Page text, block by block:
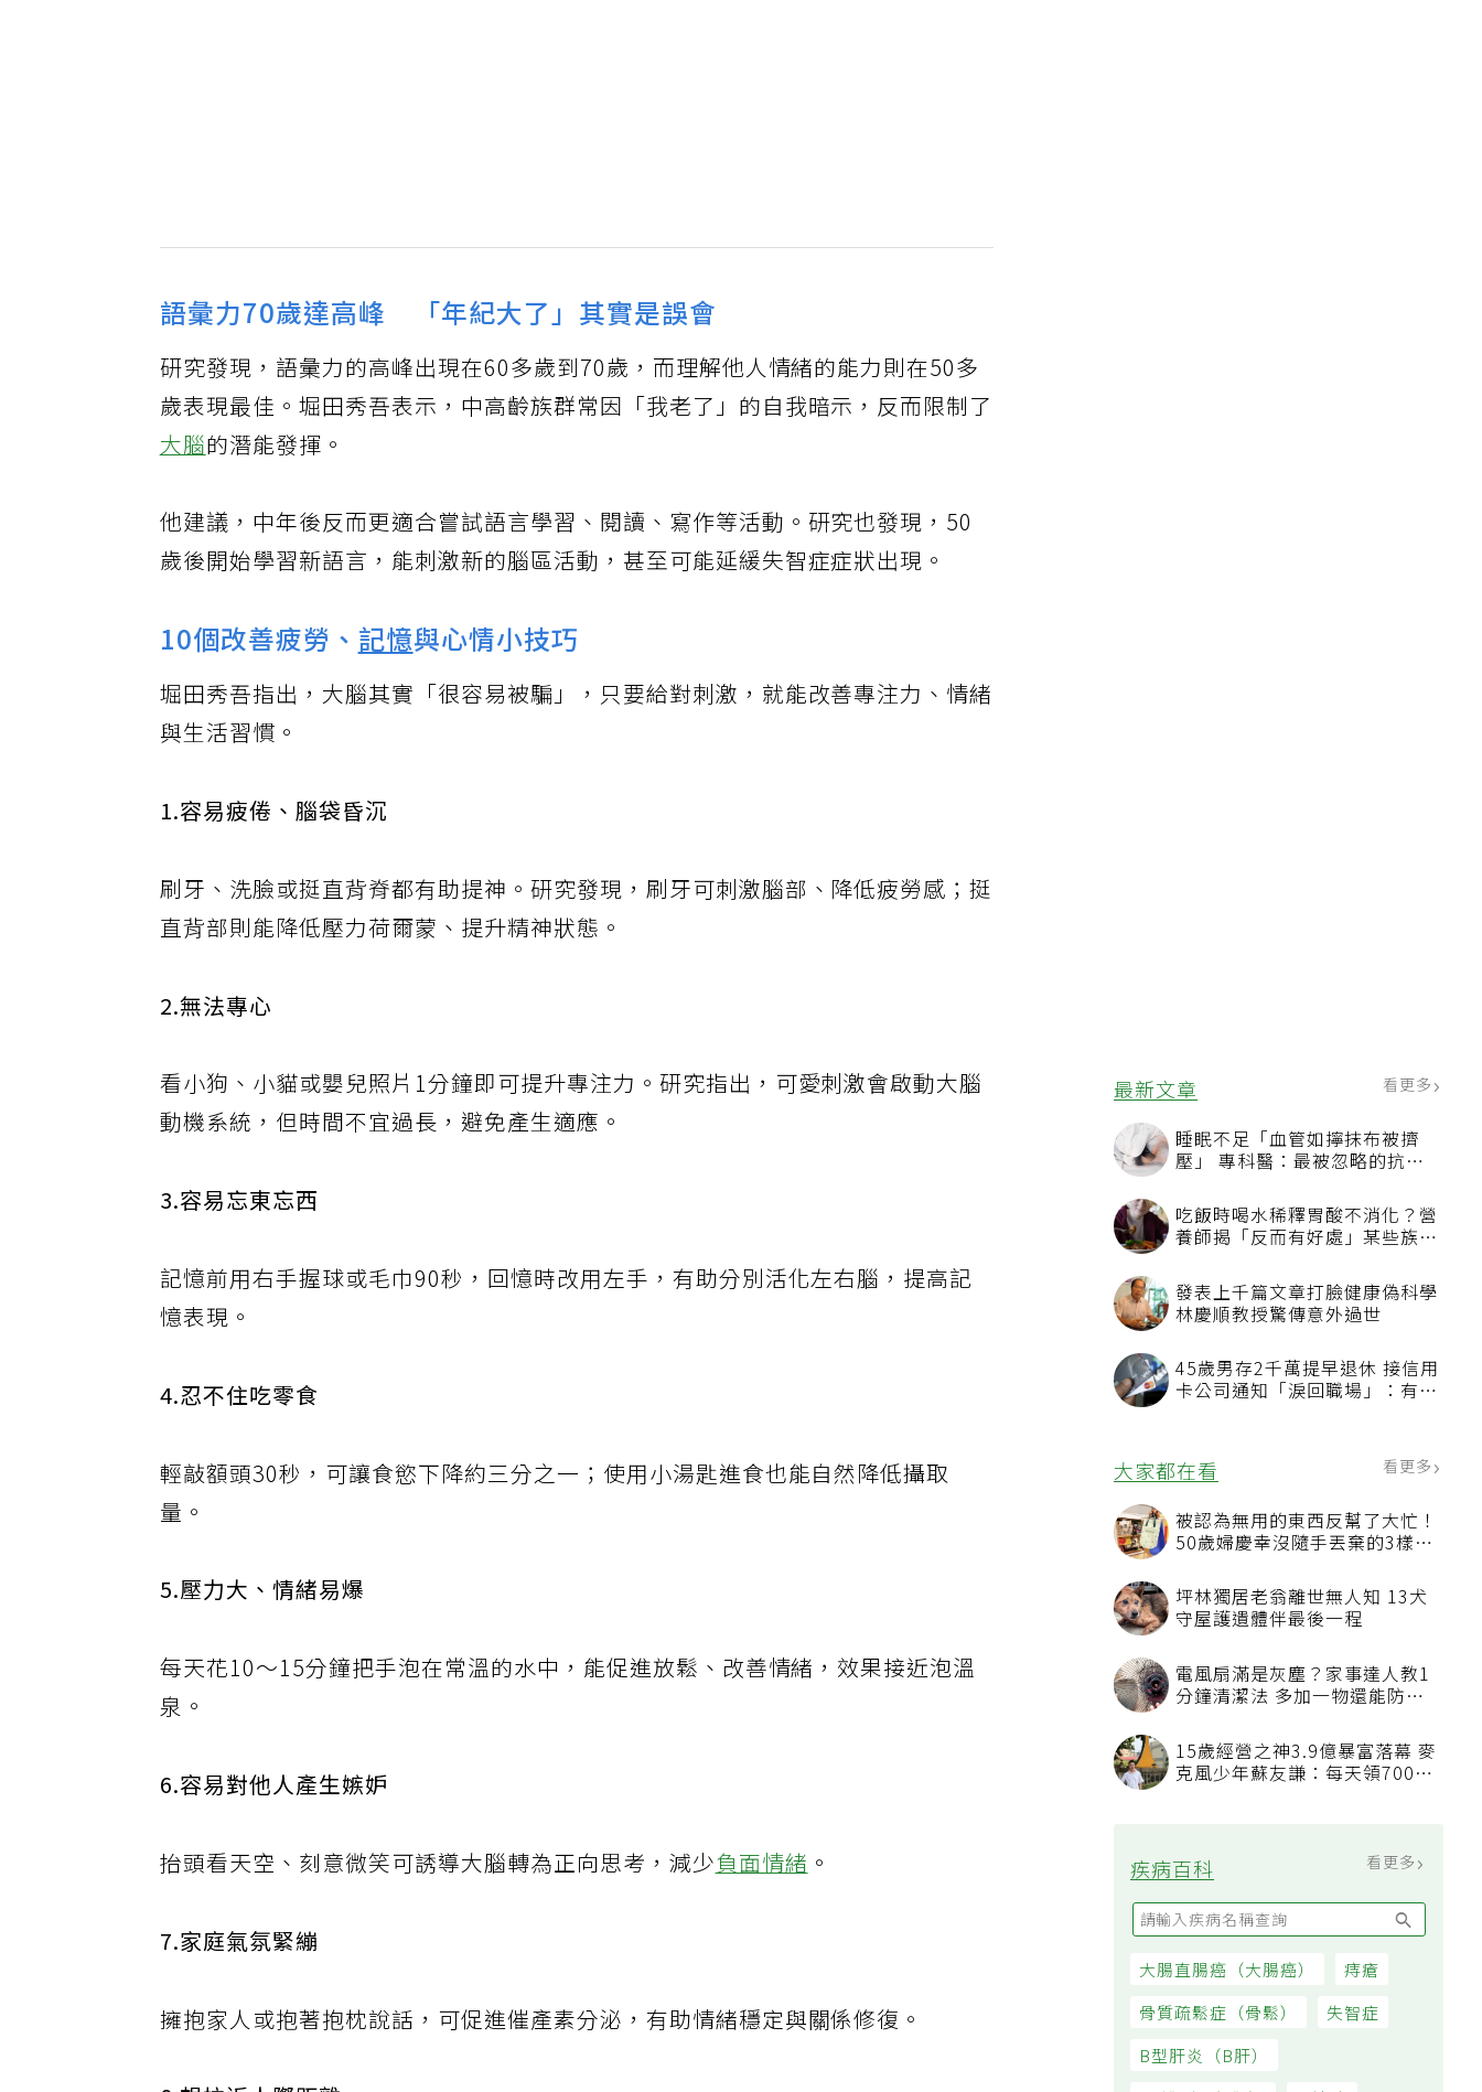
最新文章 看更多
睡眠不足「血管如擰抹布被擠
壓」 專科醫：最被忽略的抗老
吃飯時喝水稀釋胃酸不消化？營
養師揭「反而有好處」某些族群
發表上千篇文章打臉健康偽科學
林慶順教授驚傳意外過世
45歲男存2千萬提早退休 接信用
卡公司通知「淚回職場」：有錢
大家都在看
被認為無用的東西反幫了大忙！
50歲婦慶幸沒隨手丟棄的3樣物
品
坪林獨居老翁離世無人知 13犬
電風扇滿是灰塵？家事達人教1
汙附著
15歲經營之神3.9億暴富落幕 麥
疾病百科
語彙力70歲達高峰 「年紀大了」其實是誤會
研究發現，語彙力的高峰出現在60多歲到70歲，而理解他人情緒的能力則在50多
歲表現最佳。堀田秀吾表示，中高齡族群常因「我老了」的自我暗示，反而限制了
大腦的潛能發揮。
他建議，中年後反而更適合嘗試語言學習、閱讀、寫作等活動。研究也發現，50
歲後開始學習新語言，能刺激新的腦區活動，甚至可能延緩失智症症狀出現。
10個改善疲勞、記憶與心情小技巧
堀田秀吾指出，大腦其實「很容易被騙」，只要給對刺激，就能改善專注力、情緒
與生活習慣。
1.容易疲倦、腦袋昏沉
刷牙、洗臉或挺直背脊都有助提神。研究發現，刷牙可刺激腦部、降低疲勞感；挺
直背部則能降低壓力荷爾蒙、提升精神狀態。
2.無法專心
看小狗、小貓或嬰兒照片1分鐘即可提升專注力。研究指出，可愛刺激會啟動大腦
動機系統，但時間不宜過長，避免產生適應。
3.容易忘東忘西
記憶前用右手握球或毛巾90秒，回憶時改用左手，有助分別活化左右腦，提高記
憶表現。
4.忍不住吃零食
輕敲額頭30秒，可讓食慾下降約三分之一；使用小湯匙進食也能自然降低攝取
量。
5.壓力大、情緒易爆
每天花10～15分鐘把手泡在常溫的水中，能促進放鬆、改善情緒，效果接近泡溫
泉。
6.容易對他人產生嫉妒
抬頭看天空、刻意微笑可誘導大腦轉為正向思考，減少負面情緒
7.家庭氣氛緊繃
擁抱家人或抱著抱枕說話，可促進催產素分泌，有助情緒穩定與關係修復。